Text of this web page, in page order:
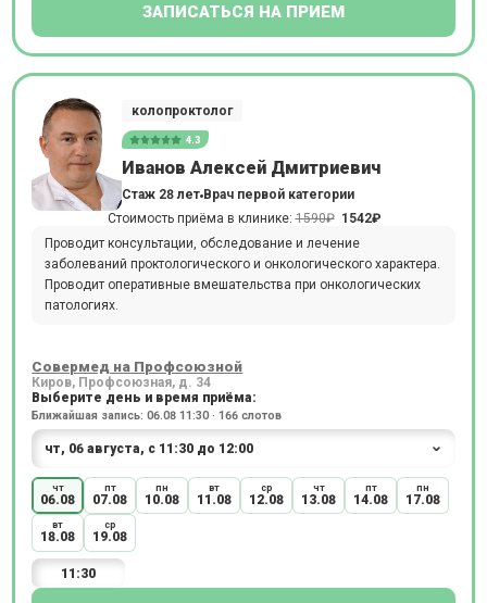
ЗАПИСАТЬСЯ НА ПРИЕМ
колопроктолог
4.3
Иванов Алексей Дмитриевич
Стаж 28 лет Врач первой категории
Стоимость приёма в клинике:1590₽ 1542₽
Проводит консультации, обследование и лечение
заболеваний проктологического и онкологического характера.
Проводит оперативные вмешательства при онкологических
патологиях.
Совермед на Профсоюзной
Киров, Профсоюзная, д. 34
Выберите день и время приёма:
Ближайшая запись: 06.08 11:30 · 166 слотов
чт
06.08
пт
07.08
пн
10.08
вт
11.08
ср
12.08
чт
13.08
пт
14.08
пн
17.08
вт
18.08
ср
19.08
11:30